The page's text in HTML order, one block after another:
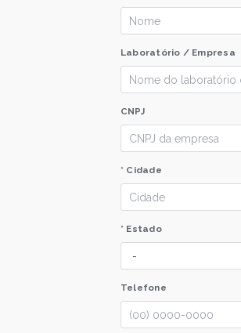
Laboratório / Empresa
CNPJ
* Cidade
* Estado
Telefone